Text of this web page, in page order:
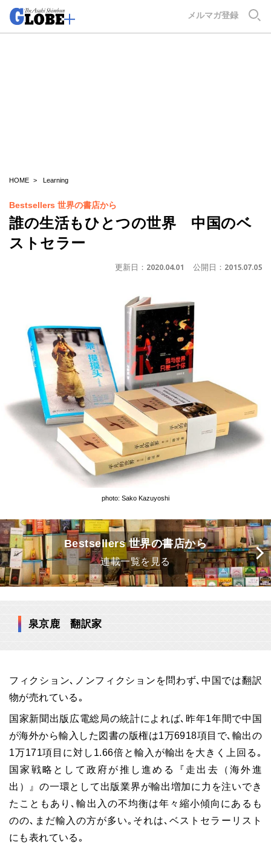
メルマガ登録
HOME Learning
Bestsellers 世界の書店から
誰の生活もひとつの世界 中国のベ
ストセラー
更新日： 2020.04.01 公開日： 2015.07.05
photo: Sako Kazuyoshi
Bestsellers 世界の書店から
連載一覧を見る
泉京鹿 翻訳家
フィクション､ノンフィクションを問わず､中国では翻訳
物が売れている｡
国家新聞出版広電総局の統計によれば､昨年1年間で中国
が海外から輸入した図書の版権は1万6918項目で､輸出の
1万171項目に対し1.66倍と輸入が輸出を大きく上回る｡
国家戦略として政府が推し進める『走出去（海外進
出）』の一環として出版業界が輸出増加に力を注いでき
たこともあり､輸出入の不均衡は年々縮小傾向にあるも
のの､まだ輸入の方が多い｡それは､ベストセラーリスト
にも表れている｡